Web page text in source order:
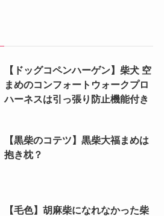
【ドッグコペンハーゲン】柴犬 空
まめのコンフォートウォークプロ
ハーネスは引っ張り防止機能付き
【黒柴のコテツ】黒柴大福まめは
抱き枕？
【毛色】胡麻柴になれなかった柴